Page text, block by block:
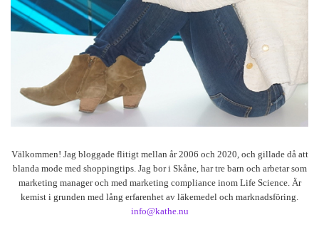
Välkommen! Jag bloggade flitigt mellan år 2006 och 2020, och gillade då att
blanda mode med shoppingtips. Jag bor i Skåne, har tre barn och arbetar som
marketing manager och med marketing compliance inom Life Science. Är
kemist i grunden med lång erfarenhet av läkemedel och marknadsföring.
info@kathe.nu